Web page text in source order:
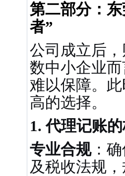
第二部分：
者”
公司成立后
数中小企业
难以保障。
高的选择。
1. 代理记账
专业合规：
及税收法规